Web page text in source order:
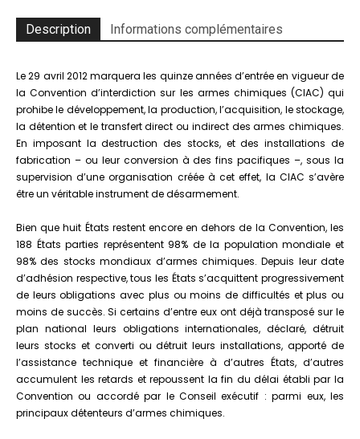
des
armes
:
réalisations,
défis
et
nouvelles
priorités
de
la
Description Informations complémentaires
Le 29 avril 2012 marquera les quinze années d’entrée en vigueur de
la Convention d’interdiction sur les armes chimiques (CIAC) qui
prohibe le développement, la production, l’acquisition, le stockage,
la détention et le transfert direct ou indirect des armes chimiques.
En imposant la destruction des stocks, et des installations de
fabrication – ou leur conversion à des fins pacifiques –, sous la
supervision d’une organisation créée à cet effet, la CIAC s’avère
être un véritable instrument de désarmement.
Bien que huit États restent encore en dehors de la Convention, les
188 États parties représentent 98% de la population mondiale et
98% des stocks mondiaux d’armes chimiques. Depuis leur date
d’adhésion respective, tous les États s’acquittent progressivement
de leurs obligations avec plus ou moins de difficultés et plus ou
moins de succès. Si certains d’entre eux ont déjà transposé sur le
plan national leurs obligations internationales, déclaré, détruit
leurs stocks et converti ou détruit leurs installations, apporté de
l’assistance technique et financière à d’autres États, d’autres
accumulent les retards et repoussent la fin du délai établi par la
Convention ou accordé par le Conseil exécutif : parmi eux, les
principaux détenteurs d’armes chimiques.